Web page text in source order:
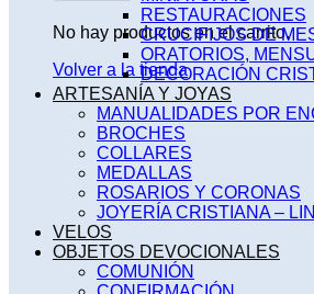
No hay productos en el carrito.
Volver a la tienda
RESTAURACIONES
CRUCIFIJOS DE
ORATORIOS,
DECORACIÓN
ARTESANÍA Y JOYAS
MANUALIDADES POR
BROCHES
COLLARES
MEDALLAS
ROSARIOS Y CORONAS
JOYERÍA CRISTIANA –
VELOS
OBJETOS DEVOCIONALES
COMUNIÓN